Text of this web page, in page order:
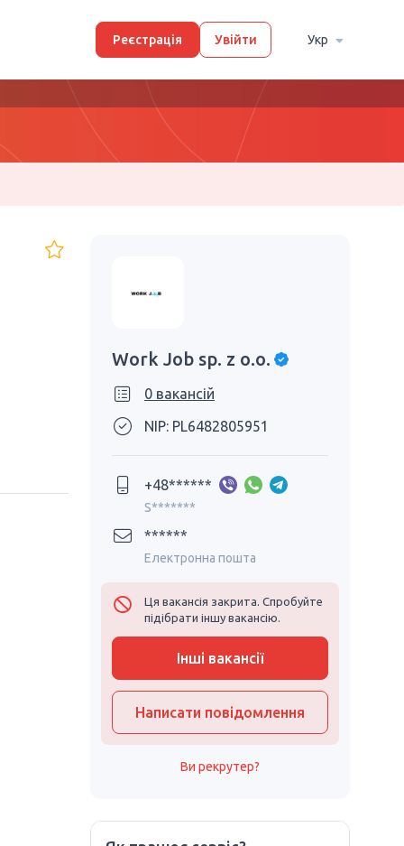
Реєстрація Увійти Укр
Work Job sp. z o.o.
0 вакансій
NIP: PL6482805951
+48******
S*******
******
Електронна пошта
Ця вакансія закрита. Спробуйте
підібрати іншу вакансію.
Інші вакансії
Написати повідомлення
Ви рекрутер?